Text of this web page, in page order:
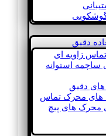
گوشکوبی
دقیق
زاویه ای
ساچمه استوانه
دقیق
های محرک تماس
محرک های پیچ